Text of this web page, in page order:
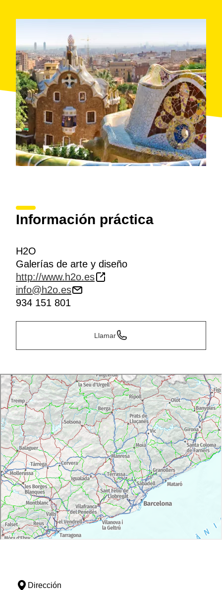
Información práctica
H2O
Galerías de arte y diseño
http://www.h2o.es
info@h2o.es
934 151 801
Llamar
Dirección